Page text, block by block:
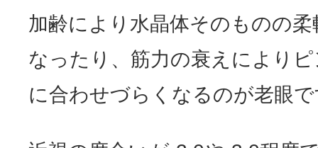
加齢により水晶体そのものの
なったり、筋力の衰えにより
に合わせづらくなるのが老眼